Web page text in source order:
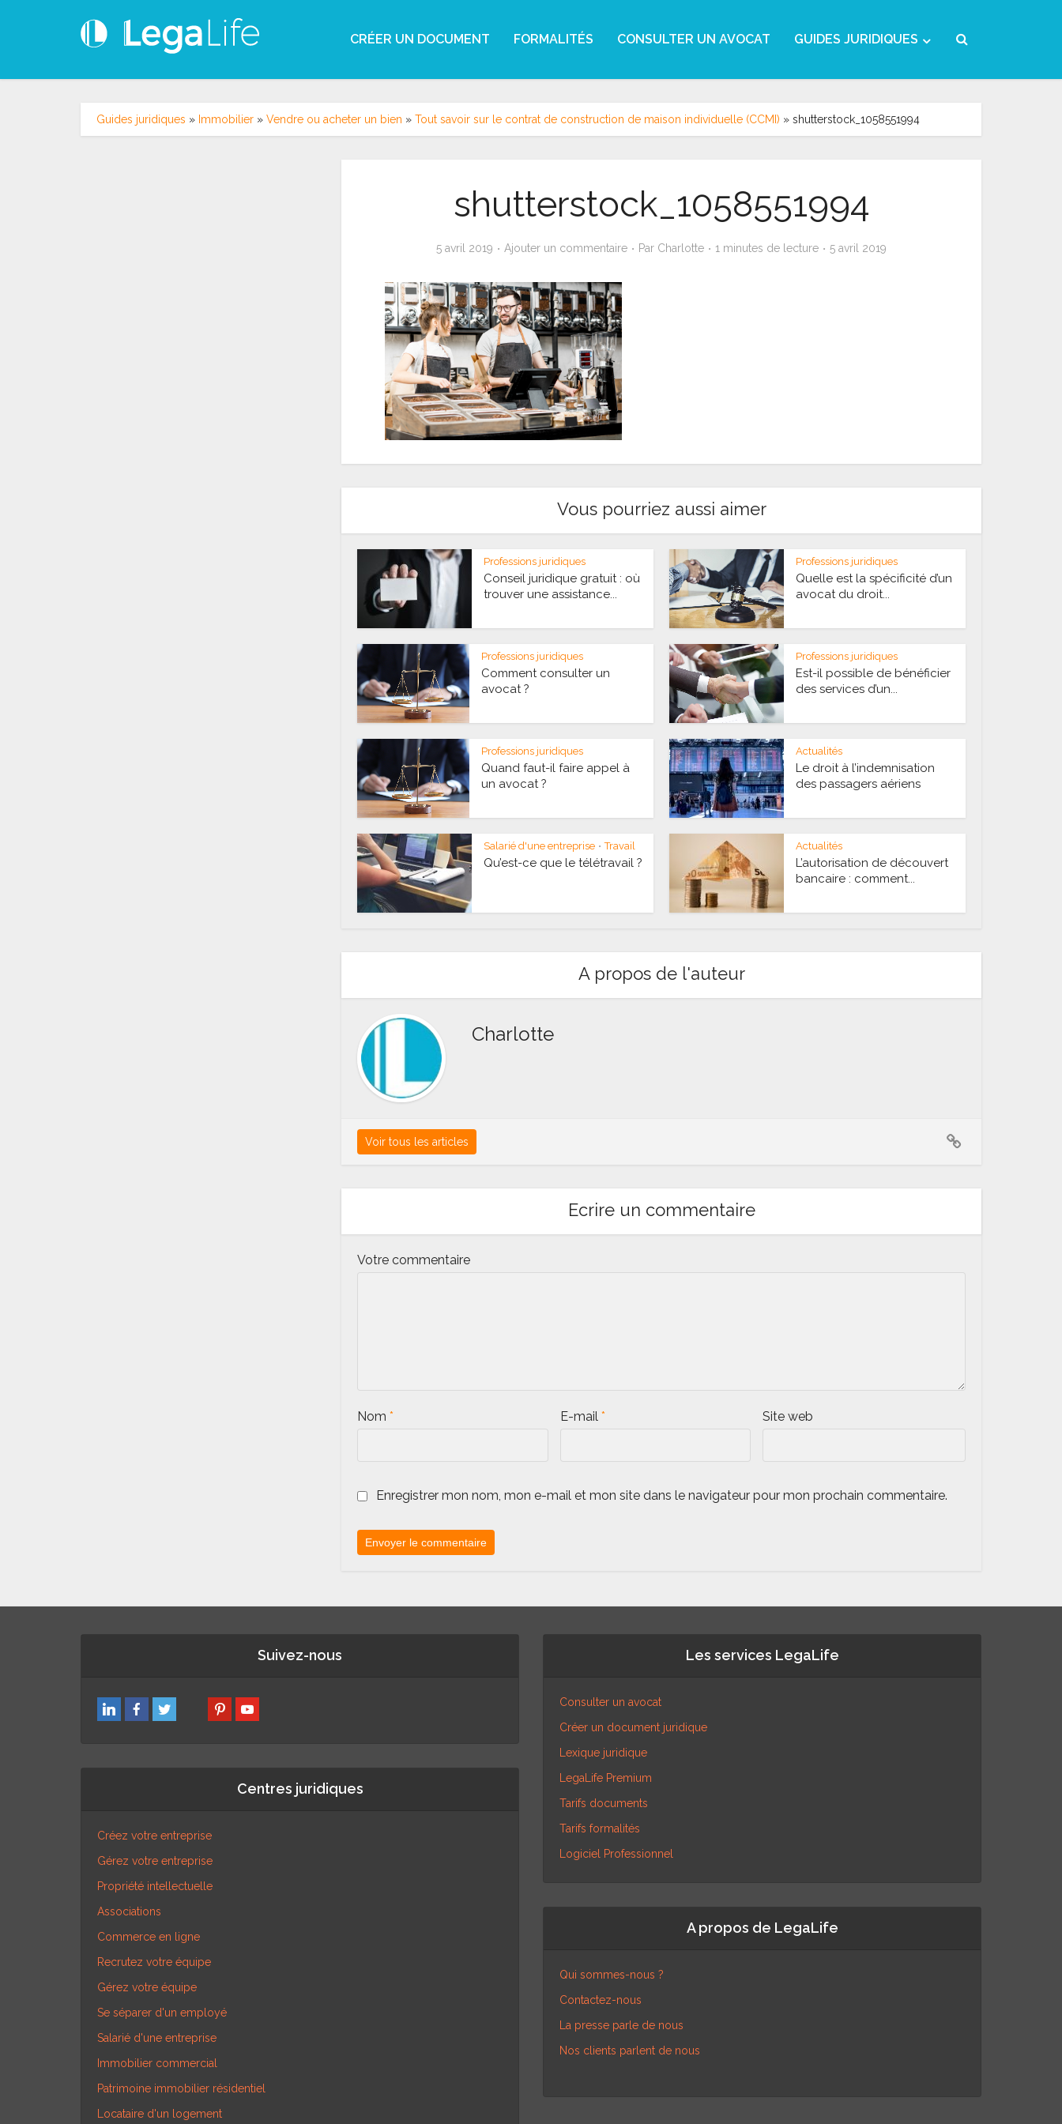
CRÉER UN DOCUMENT FORMALITÉS CONSULTER UN AVOCAT GUIDES JURIDIQUES
Guides juridiques » Immobilier » Vendre ou acheter un bien » Tout savoir sur le contrat de construction de maison individuelle (CCMI) » shutterstock_1058551994
shutterstock_1058551994
5 avril 2019 Ajouter un commentaire Par Charlotte 1 minutes de lecture 5 avril 2019
Vous pourriez aussi aimer
Professions juridiques
Conseil juridique gratuit : où
trouver une assistance...
Professions juridiques
Quelle est la spécificité d’un
avocat du droit...
Professions juridiques
Comment consulter un
avocat ?
Professions juridiques
Est-il possible de bénéficier
des services d’un...
Professions juridiques
Quand faut-il faire appel à
un avocat ?
Actualités
Le droit à l’indemnisation
des passagers aériens
Salarié d'une entreprise • Travail
Qu’est-ce que le télétravail ?
Actualités
L’autorisation de découvert
bancaire : comment...
A propos de l'auteur
Charlotte
Voir tous les articles
Ecrire un commentaire
Votre commentaire
Nom * E-mail * Site web
Enregistrer mon nom, mon e-mail et mon site dans le navigateur pour mon prochain commentaire.
Suivez-nous
Centres juridiques
Créez votre entreprise
Gérez votre entreprise
Propriété intellectuelle
Associations
Commerce en ligne
Recrutez votre équipe
Gérez votre équipe
Se séparer d'un employé
Salarié d'une entreprise
Immobilier commercial
Patrimoine immobilier résidentiel
Locataire d'un logement
Les services LegaLife
Consulter un avocat
Créer un document juridique
Lexique juridique
LegaLife Premium
Tarifs documents
Tarifs formalités
Logiciel Professionnel
A propos de LegaLife
Qui sommes-nous ?
Contactez-nous
La presse parle de nous
Nos clients parlent de nous